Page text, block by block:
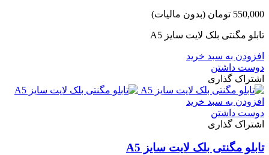
550,000 تومان (بدون مالیات)
تابلو مگنتی بلک لایت سایز A5
افزودن به سبد خرید
دوست داشتن
اشتراک گذاری
افزودن به سبد خرید
دوست داشتن
اشتراک گذاری
تابلو مگنتی بلک لایت سایز A5